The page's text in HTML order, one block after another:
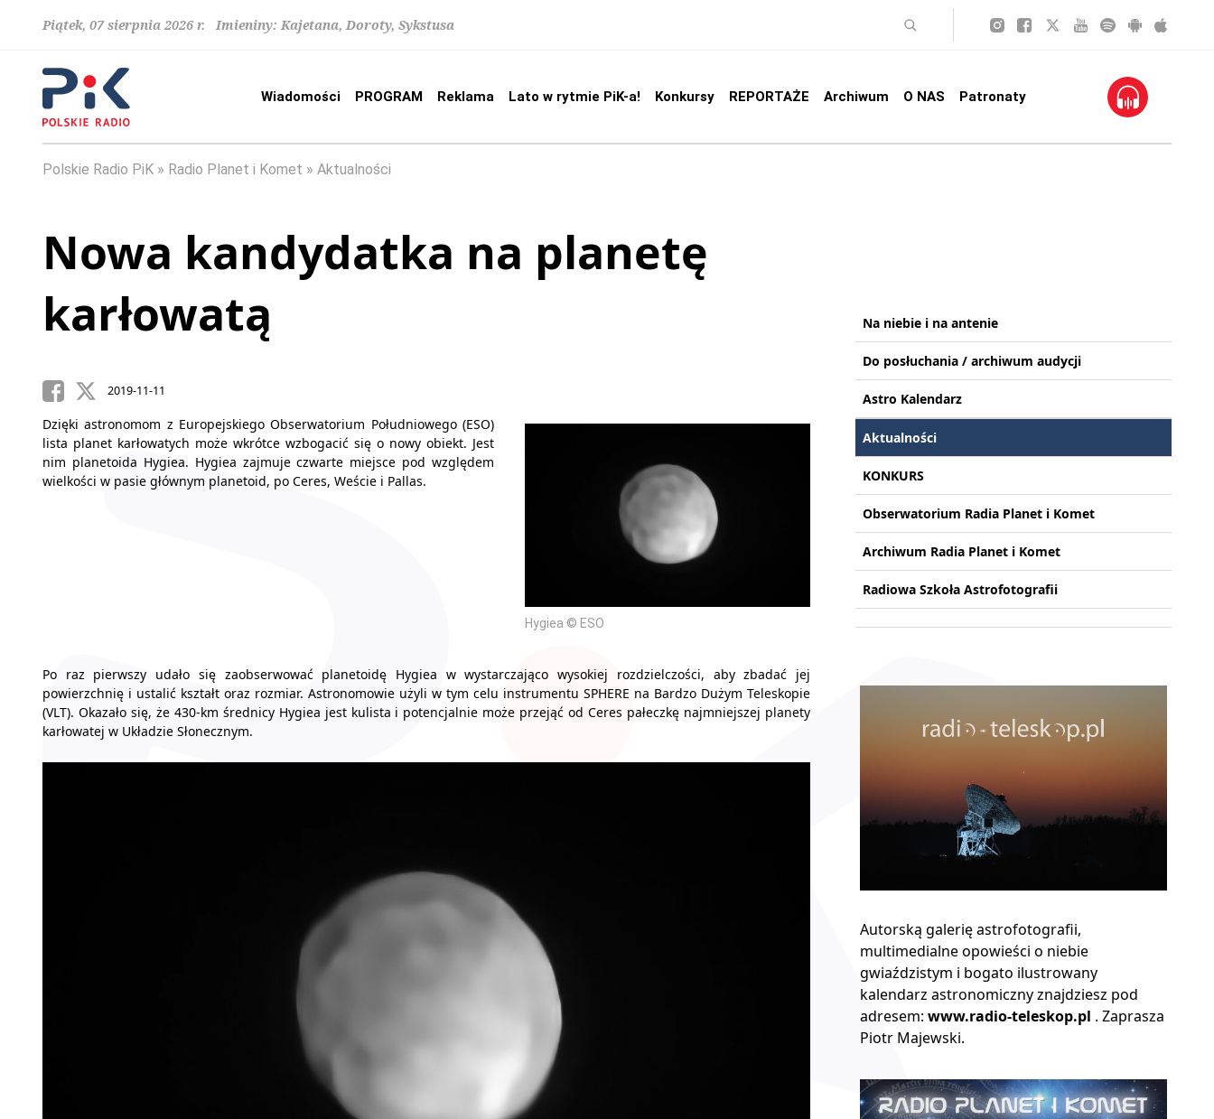
Piątek, 07 sierpnia 2026 r. Imieniny: Kajetana, Doroty, Sykstusa
Wiadomości PROGRAM Reklama Lato w rytmie PiK-a! Konkursy REPORTAŻE Archiwum O NAS Patronaty
Polskie Radio PiK Radio Planet i Komet Aktualności
Nowa kandydatka na planetę
karłowatą
2019-11-11
Hygiea © ESO
Dzięki astronomom z Europejskiego Obserwatorium Południowego (ESO)
lista planet karłowatych może wkrótce wzbogacić się o nowy obiekt. Jest
nim planetoida Hygiea. Hygiea zajmuje czwarte miejsce pod względem
wielkości w pasie głównym planetoid, po Ceres, Weście i Pallas.
Po raz pierwszy udało się zaobserwować planetoidę Hygiea w wystarczająco wysokiej rozdzielczości, aby zbadać jej
powierzchnię i ustalić kształt oraz rozmiar. Astronomowie użyli w tym celu instrumentu SPHERE na Bardzo Dużym Teleskopie
(VLT). Okazało się, że 430-km średnicy Hygiea jest kulista i potencjalnie może przejąć od Ceres pałeczkę najmniejszej planety
karłowatej w Układzie Słonecznym.
Na niebie i na antenie
Do posłuchania / archiwum audycji
Astro Kalendarz
Aktualności
KONKURS
Obserwatorium Radia Planet i Komet
Archiwum Radia Planet i Komet
Radiowa Szkoła Astrofotografii
Autorską galerię astrofotografii,
multimedialne opowieści o niebie
gwiaździstym i bogato ilustrowany
kalendarz astronomiczny znajdziesz pod
adresem: www.radio-teleskop.pl . Zaprasza
Piotr Majewski.